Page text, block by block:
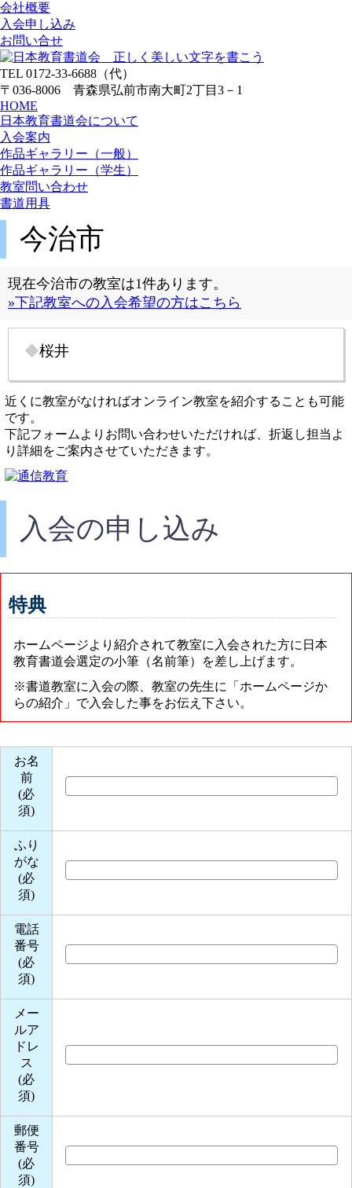
会社概要
入会申し込み
お問い合せ
TEL 0172-33-6688（代）
〒036-8006 青森県弘前市南大町2丁目3－1
HOME
日本教育書道会について
入会案内
作品ギャラリー（一般）
作品ギャラリー（学生）
教室問い合わせ
書道用具
今治市
現在今治市の教室は1件あります。
»下記教室への入会希望の方はこちら
桜井
近くに教室がなければオンライン教室を紹介することも可能
です。
下記フォームよりお問い合わせいただければ、折返し担当よ
り詳細をご案内させていただきます。
入会の申し込み
特典
ホームページより紹介されて教室に入会された方に日本
教育書道会選定の小筆（名前筆）を差し上げます。
※書道教室に入会の際、教室の先生に「ホームページか
らの紹介」で入会した事をお伝え下さい。
お名
前
(必
須)
ふり
がな
(必
須)
電話
番号
(必
須)
メー
ルア
ドレ
ス
(必
須)
郵便
番号
(必
須)